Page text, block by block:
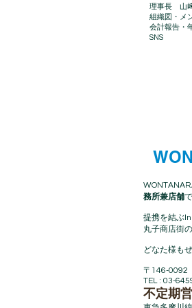
理事長 山
組織図・メ
会計報告​・
SNS
務所兼店舗
提携を結ぶ
丸子商店街
どなた様も
〒146-0092
TEL : 03-
不定期